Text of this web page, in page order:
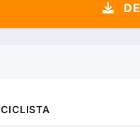
CICLISTA